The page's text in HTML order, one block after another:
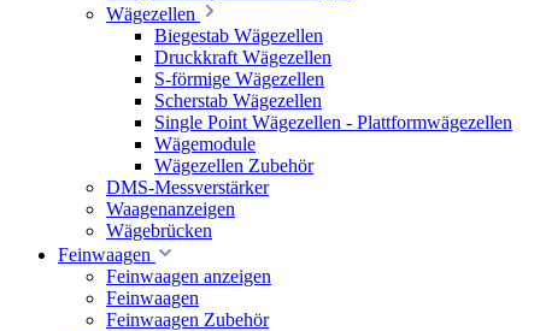
Wägezellen
Biegestab Wägezellen
Druckkraft Wägezellen
S-förmige Wägezellen
Scherstab Wägezellen
Single Point Wägezellen - Plattformwägezellen
Wägemodule
Wägezellen Zubehör
DMS-Messverstärker
Waagenanzeigen
Wägebrücken
Feinwaagen
Feinwaagen anzeigen
Feinwaagen
Feinwaagen Zubehör